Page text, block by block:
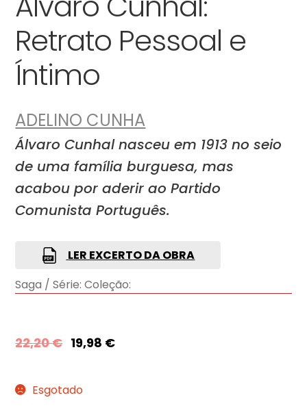
Retrato Pessoal e
Íntimo
ADELINO CUNHA
Álvaro Cunhal nasceu em 1913 no seio
de uma família burguesa, mas
acabou por aderir ao Partido
Comunista Português.
LER EXCERTO DA OBRA
Saga / Série: Coleção:
22,20€ 19,98 €
Esgotado